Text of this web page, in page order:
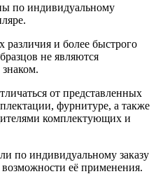
по индивидуальному
и более быстрого
не являются
от представленных
фурнитуре, а также
комплектующих и
по индивидуальному заказу
её применения.